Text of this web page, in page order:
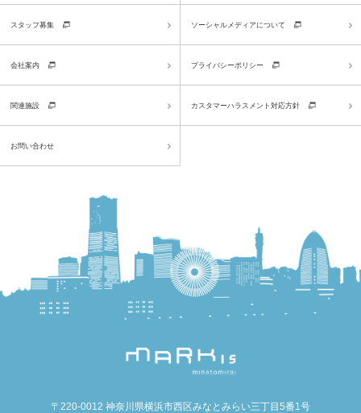
スタッフ募集
会社案内
関連施設
お問い合わせ
ソーシャルメディアについて
プライバシーポリシー
カスタマーハラスメント対応方針
〒220-0012 神奈川県横浜市西区みなとみらい三丁目5番1号